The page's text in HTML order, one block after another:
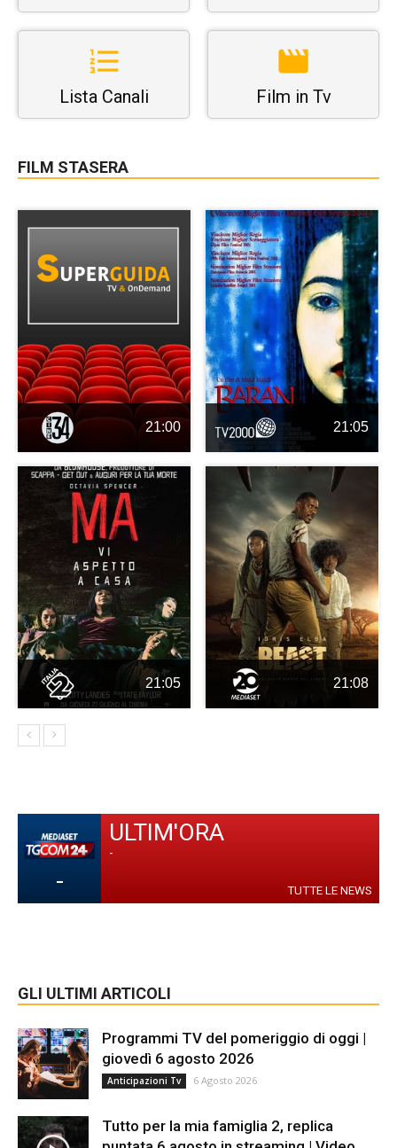
Lista Canali Film in Tv
FILM STASERA
21:00 21:05
21:05 21:08
-
ULTIM'ORA
-
TUTTE LE NEWS
GLI ULTIMI ARTICOLI
Programmi TV del pomeriggio di oggi |
giovedì 6 agosto 2026
Anticipazioni Tv 6 Agosto 2026
Tutto per la mia famiglia 2, replica